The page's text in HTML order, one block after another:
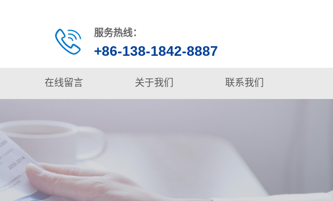
服务热线：
+86-138-1842-8887
在线留言 关于我们 联系我们